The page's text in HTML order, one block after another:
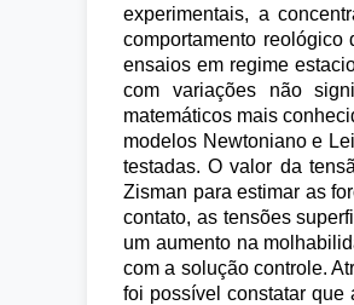
experimentais, a
comportamento
ensaios em regime
com variações não
matemáticos mais
modelos Newtoniano e
testadas. O valor da
Zisman para estimar as
contato, as tensões
um aumento na
com a solução controle.
foi possível constatar que